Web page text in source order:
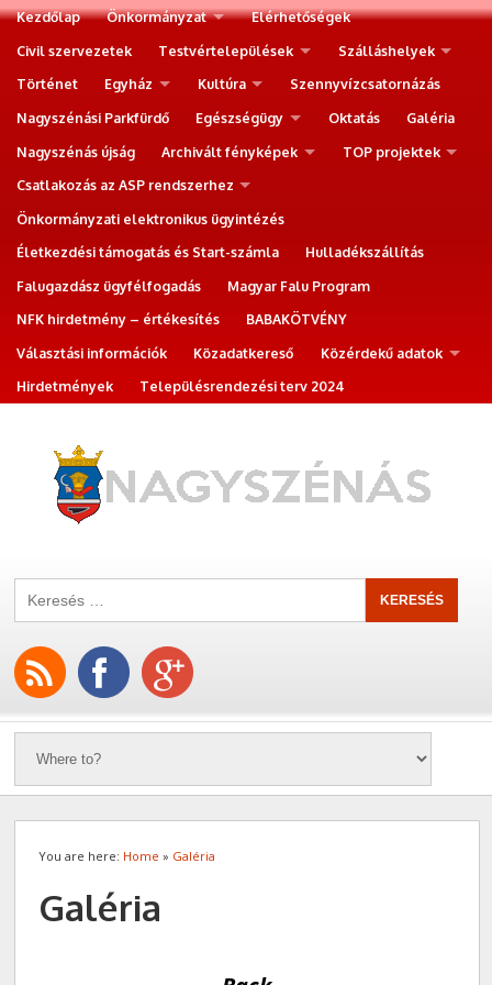
Kezdőlap Önkormányzat
Elérhetőségek
Civil szervezetek
Testvértelepülések
Szálláshelyek
Történet
Egyház Kultúra
Szennyvízcsatornázás
Nagyszénási Parkfürdő
Egészségügy Oktatás
Galéria
Nagyszénás újság
Archivált fényképek
TOP projektek
Csatlakozás az ASP rendszerhez
Önkormányzati elektronikus ügyintézés
Életkezdési támogatás és Start-számla
Hulladékszállítás
Falugazdász ügyfélfogadás
Magyar Falu Program
NFK hirdetmény – értékesítés
BABAKÖTVÉNY
Választási információk
Közadatkereső
Közérdekű adatok
Hirdetmények
Településrendezési terv 2024
You are here: Home » Galéria
Galéria